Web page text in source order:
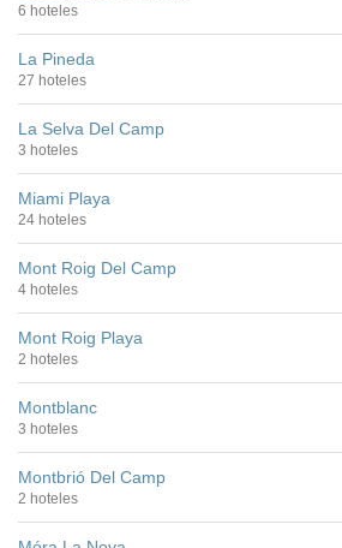
6 hoteles
La Pineda
27 hoteles
La Selva Del Camp
3 hoteles
Miami Playa
24 hoteles
Mont Roig Del Camp
4 hoteles
Mont Roig Playa
2 hoteles
Montblanc
3 hoteles
Montbrió Del Camp
2 hoteles